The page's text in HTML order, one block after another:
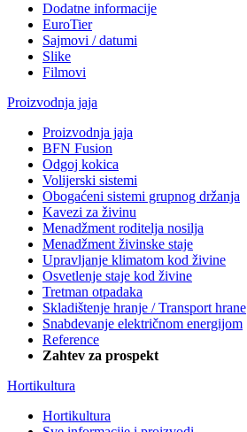
Dodatne informacije
EuroTier
Sajmovi / datumi
Slike
Filmovi
Proizvodnja jaja
Proizvodnja jaja
BFN Fusion
Odgoj kokica
Volijerski sistemi
Obogaćeni sistemi grupnog držanja
Kavezi za živinu
Menadžment roditelja nosilja
Menadžment živinske staje
Upravljanje klimatom kod živine
Osvetlenje staje kod živine
Tretman otpadaka
Skladištenje hranje / Transport hrane
Snabdevanje električnom energijom
Reference
Zahtev za prospekt
Hortikultura
Hortikultura